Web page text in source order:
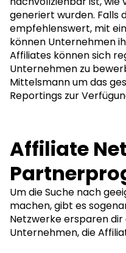
generiert wurden. Falls
empfehlenswert, mit
können Unternehmen
Affiliates können sich
Unternehmen zu
Mittelsmann um das
Reportings zur
Affiliate
Um die Suche nach
machen, gibt es
Netzwerke ersparen dir
Unternehmen, die